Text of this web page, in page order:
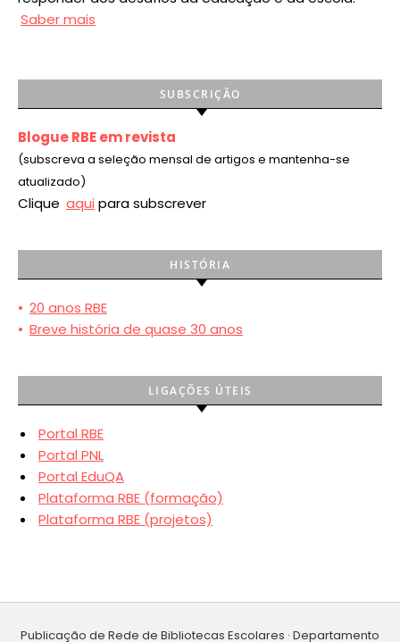
Saber mais
SUBSCRIÇÃO
Blogue RBE em revista
(subscreva a seleção mensal de artigos e mantenha-se
atualizado)
Clique aqui para subscrever
HISTÓRIA
• 20 anos RBE
• Breve história de quase 30 anos
LIGAÇÕES ÚTEIS
Portal RBE
Portal PNL
Portal EduQA
Plataforma RBE (formação)
Plataforma RBE (projetos)
Publicação de Rede de Bibliotecas Escolares · Departamento